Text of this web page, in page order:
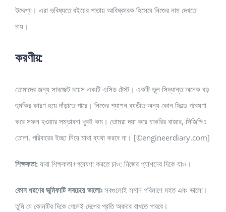
উদ্দেশ্য। এরা ভবিষ্যতে বইয়ের পাতায় আবিষ্কারক হিসেবে নিজের নাম দেখতে
চায়।
করণীয়:
তোমাদের জন্য সাবজেক্ট চয়েস একটি এসিড টেস্ট। একটি ভূল সিদ্ধান্ত অনেক বড়
হুমকির কারণ হয়ে দাঁড়াতে পারে। নিজের প্যাশন ব্যতীত অন্য কোন ফিল্ডে গবেষণা
করে সফল হওয়ার সম্ভাবনা খু্বই কম। তোমরা দয়া করে চাকরির বাজার, সিজিপিএ
তোলা, পরিবারের ইচ্ছা নিয়ে মাথা ব্যথা করবে না। [©engineerdiary.com]
শিক্ষকতা: যারা শিক্ষকতা+গবেষণা করতে চাও: নিজের প্যাশনের দিকে যাও।
কোন ধরণের ভূমিকাটি সবচেয়ে ভালোঃ সবগুলোই সমান পরিমাণে মহত এবং ভালো।
তুমি যে কোনটির দিকে গেলেই দেশের প্রতি অবদার রাখতে পারবে।